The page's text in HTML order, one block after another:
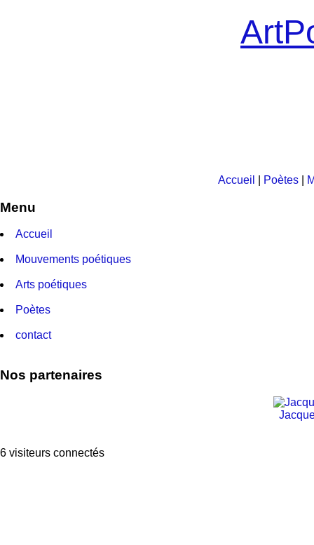
Accueil Poètes|
Menu
Accueil
Mouvements poétiques
Arts poétiques
Poètes
contact
Nos partenaires
6 visiteurs connectés